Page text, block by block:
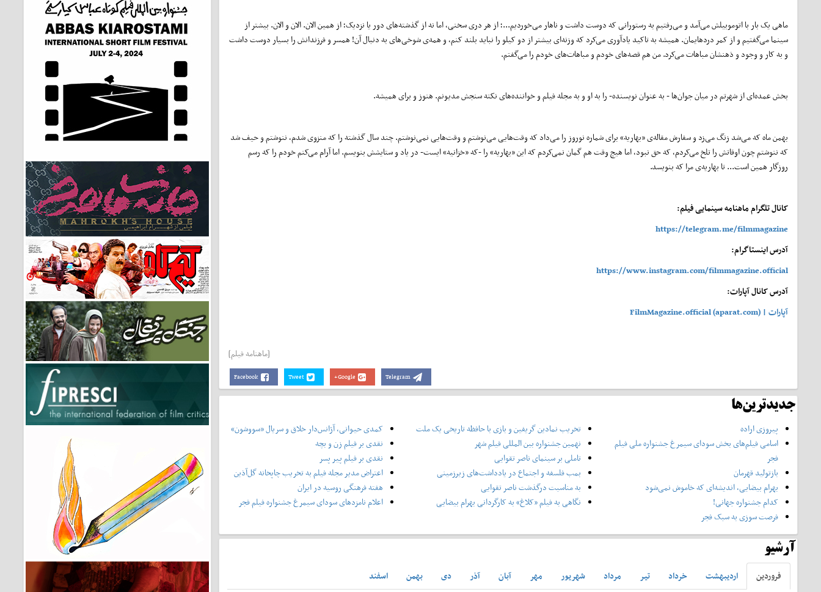
ماهی یک بار با اتوموبیلش می‌آمد و می‌رفتیم به رستورانی که دوست داشت و ناهار می‌خوردیم...؛ از هر دری سخنی، اما نه از گذشته‌های دور یا نزدیک؛ از همین الان. الان و الان. بیشتر از
سینما می‌گفتیم و از کمر درد‌هایمان. همیشه به تاکید یادآوری می‌کرد که وزنه‌ای بیشتر از دو کیلو را نباید بلند کنم، و همه‌ی شوخی‌های به دنبال آن! همسر و فرزندانش را بسیار دوست داشت
و به کار و وجود و ذهنشان مباهات می‌کرد. من هم قصه‌های خودم و مباهات‌های خودم را می‌گفتم.
بخش عمده‌ای از شهرتم در میان جوان‌ها - به عنوان نویسنده- را به او و به مجله فیلم و خواننده‌های نکته سنجش مدیونم. هنوز و برای همیشه.
بهمن ماه که می‌شد زنگ می‌زد و سفارش مقاله‌ی «بهاریه» برای شماره نوروز را می‌داد که وقت‌هایی می‌نوشتم و وقت‌هایی نمی‌نوشتم. چند سال گذشته را که منزوی شدم، ننوشتم و حیف شد
که ننوشتم چون اوقاتش را تلخ می‌کردم، که حق نبود، اما هیچ وقت هم گمان نمی‌کردم که این «بهاریه» را -که «خزانیه» ایست- در یاد و ستایشش بنویسم. اما آرام می‌کنم خودم را که رسم
روزگار همین است... تا بهاریه‌ی مرا که بنویسد.
کانال تلگرام ماهنامه سینمایی فیلم:
https://telegram.me/filmmagazine
آدرس اینستاگرام:
https://www.instagram.com/filmmagazine.official
آدرس کانال آپارات:
آپارات | FilmMagazine.official (aparat.com)
[ماهنامه فیلم]
Facebook Tweet Google+ Telegram
جدیدترین‌ها
پیروزی اراده
اسامی فیلم‌های بخش سودای سیمرغ جشنواره‌ ملی فیلم
فجر
بازتولید قهرمان
بهرام بیضایی، اندیشه‌ای که خاموش نمی‌شود
کدام جشنواره جهانی!
فرصت سوزی به سبک فجر
تخریب نمادین گریفین و بازی با حافظه تاریخی یک ملت
نهمین جشنواره بین المللی فیلم شهر
تاملی بر سینمای ناصر تقوایی
بمب فلسفه و اجتماع در یادداشت‌های زیرزمینی
به مناسبت درگذشت ناصر تقوایی
نگاهی به فیلم «کلاغ» به کارگردانی بهرام بیضایی
کمدی حیوانی، آژانس‌دار خلاق و سریال «سووشون»
نقدی بر فیلم زن و بچه
نقدی بر فیلم پیر پسر
اعتراض مدیر مجله فیلم به تخریب چاپخانه گل‌آذین
هفته فرهنگی روسیه در ایران
اعلام نامزدهای سودای سیمرغ جشنواره فیلم فجر
آرشیو
فروردين ارديبهشت خرداد تير مرداد شهريور مهر آبان آذر دی بهمن
اسفند